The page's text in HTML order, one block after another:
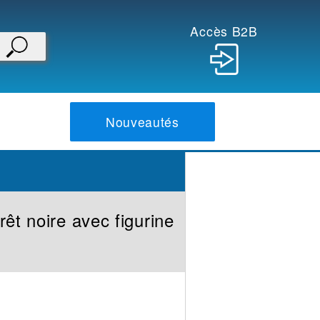
Accès B2B
Nouveautés
noire avec figurine